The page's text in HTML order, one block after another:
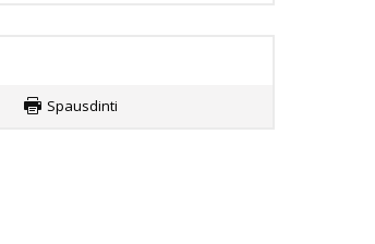
Spausdinti